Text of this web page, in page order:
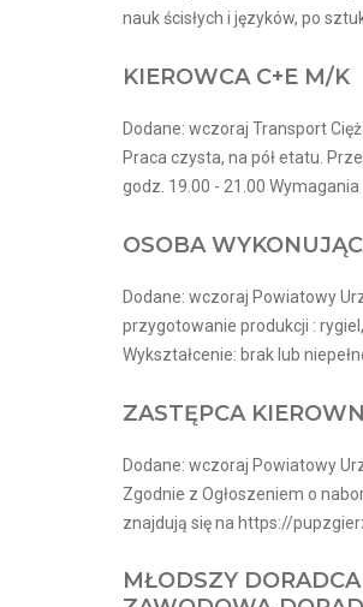
nauk ścisłych i języków, po
KIEROWCA C+E M/K
Dodane: wczoraj Transport
Praca czysta, na pół etatu.
godz. 19.00 - 21.00 Wymagania
OSOBA
Dodane: wczoraj Powiatowy
przygotowanie produkcji :
Wykształcenie: brak lub
ZASTĘPCA
Dodane: wczoraj Powiatowy
Zgodnie z Ogłoszeniem o
znajdują się na https://
MŁODSZY